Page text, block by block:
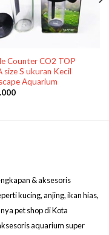
Counter CO2 TOP
size S ukuran Kecil
Aquarium
& aksesoris
kucing, anjing, ikan hias,
pet shop di Kota
aquarium super